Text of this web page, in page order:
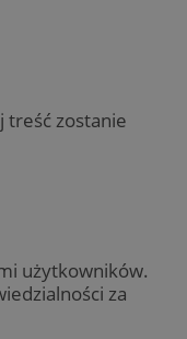
treść zostanie
użytkowników.
za